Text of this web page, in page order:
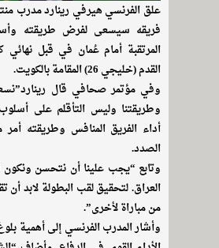
علق الفرنسي هيرفي رينارد مدرب
فريقه سيسعى لفرض طريقته
المرتقبة أمام عُمان في قبل
القدم (خليجي 26) المقامة بالكويت.
وفي مؤتمر صحافي قال
وطريقتنا وليس التأقلم على
أداء الفريق المنافس وطريقته
الصدد.
وتابع “يجب علينا أن نتحسن ونكون
العراق. لتحقيق لقب البطولة لابد أن
من مباراة لأخرى”.
وأشار المدرب الفرنسي إلى أهمية